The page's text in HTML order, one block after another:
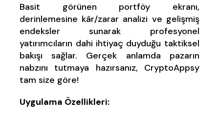
Basit görünen portföy ekranı,
derinlemesine kâr/zarar analizi ve gelişmiş
endeksler sunarak profesyonel
yatırımcıların dahi ihtiyaç duyduğu taktiksel
bakışı sağlar. Gerçek anlamda pazarın
nabzını tutmaya hazırsanız, CryptoAppsy
tam size göre!
Uygulama Özellikleri: